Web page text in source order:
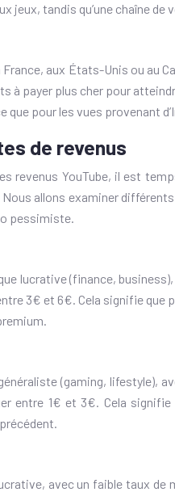
tandis qu’une chaîne
aux États-Unis ou
à payer plus cher pour
pour les vues provenant
de revenus
revenus YouTube, il est
allons examiner
pessimiste.
lucrative (finance,
3€ et 6€. Cela signifie
(gaming,
entre 1€ et 3€. Cela
avec un faible taux